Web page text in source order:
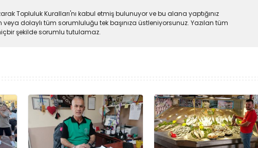
Topluluk Kuralları'nı kabul etmiş bulunuyor ve bu alana yaptığınız
dolaylı tüm sorumluluğu tek başınıza üstleniyorsunuz. Yazılan tüm
şekilde sorumlu tutulamaz.